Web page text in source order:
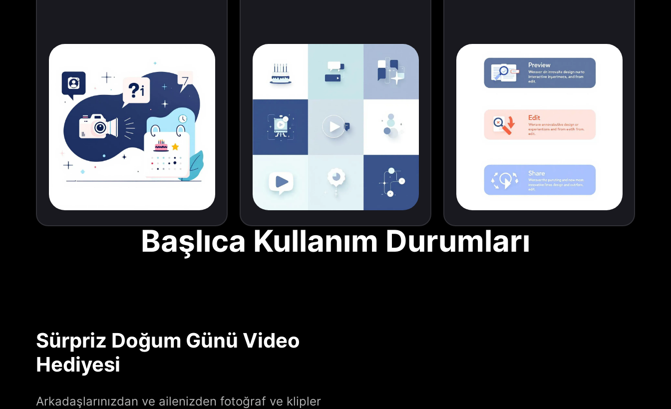
Başlıca Kullanım Durumları
Sürpriz Doğum Günü Video
Hediyesi
Arkadaşlarınızdan ve ailenizden fotoğraf ve klipler